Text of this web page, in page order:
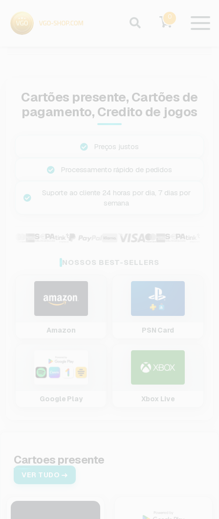
0
Cartões presente, Cartões de
pagamento, Credito de jogos
Preços justos
Processamento rápido de pedidos
Suporte ao cliente 24 horas por dia, 7 dias por
semana
NOSSOS BEST-SELLERS
Amazon PSN Card
Google Play Xbox Live
Cartoes presente
VER TUDO